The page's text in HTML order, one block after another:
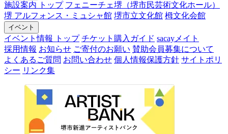
施設案内 トップ フェニーチェ堺（堺市民芸術文化ホール）
堺 アルフォンス・ミュシャ館 堺市立文化館 栂文化会館
イベント
イベント情報 トップ チケット購入ガイド sacayメイト
採用情報 お知らせ ご寄付のお願い 賛助会員募集について
よくあるご質問 お問い合わせ 個人情報保護方針 サイトポリ
シー リンク集